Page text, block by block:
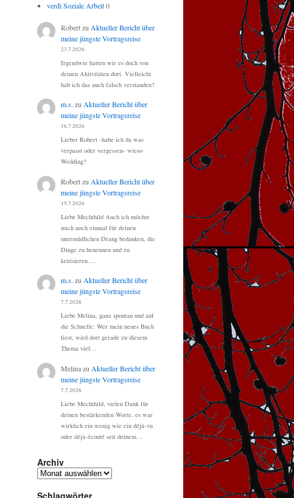
verdi Soziale Arbeit0
Robertzu Aktueller Bericht über
meine jüngste Vortragsreise
23.7.2026
Irgendwie hatten wir es doch von
deinen Aktivitäten dort. Vielleicht
hab ich das auch falsch verstanden?
m.s. zuAktueller Bericht über
meine jüngste Vortragsreise
16.7.2026
Lieber Robert -habe ich da was
verpasst oder vergessen- wieso
Wedding?
Robertzu Aktueller Bericht über
meine jüngste Vortragsreise
15.7.2026
Liebe Mechthild Auch ich möchte
mich noch einmal für deinen
unermüdlichen Drang bedanken, die
Dinge zu benennen und zu
kritisieren.…
m.s. zuAktueller Bericht über
meine jüngste Vortragsreise
7.7.2026
Liebe Melina, ganz spontan und auf
die Schnelle: Wer mein neues Buch
liest, wird dort gerade zu diesem
Thema viel…
Melinazu Aktueller Bericht über
meine jüngste Vortragsreise
7.7.2026
Liebe Mechthild, vielen Dank für
deinen bestärkenden Worte, es war
wirklich ein wenig wie ein déjà-vu
oder déjà-écouté seit deinem…
Archiv
Archiv
Schlagwörter